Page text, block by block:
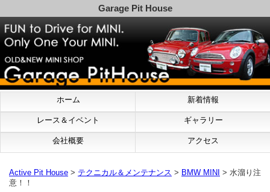
Garage Pit House
ホーム 新着情報
レース＆イベント ギャラリー
会社概要 アクセス
Active Pit House > テクニカル＆メンテナンス > BMW MINI > 水溜り注
意！！